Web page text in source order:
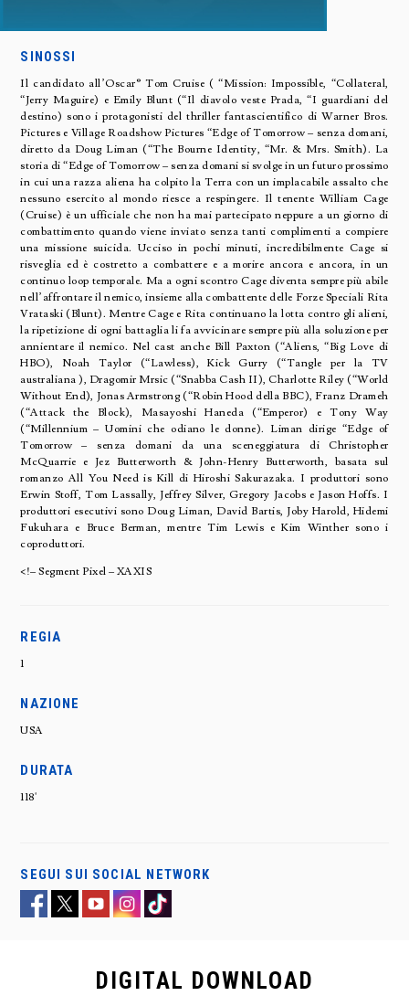
SINOSSI
Il candidato all’Oscar® Tom Cruise ( “Mission: Impossible, “Collateral,
“Jerry Maguire) e Emily Blunt (“Il diavolo veste Prada, “I guardiani del
destino) sono i protagonisti del thriller fantascientifico di Warner Bros.
Pictures e Village Roadshow Pictures “Edge of Tomorrow – senza domani,
diretto da Doug Liman (“The Bourne Identity, “Mr. & Mrs. Smith). La
storia di “Edge of Tomorrow – senza domani si svolge in un futuro prossimo
in cui una razza aliena ha colpito la Terra con un implacabile assalto che
nessuno esercito al mondo riesce a respingere. Il tenente William Cage
(Cruise) è un ufficiale che non ha mai partecipato neppure a un giorno di
combattimento quando viene inviato senza tanti complimenti a compiere
una missione suicida. Ucciso in pochi minuti, incredibilmente Cage si
risveglia ed è costretto a combattere e a morire ancora e ancora, in un
continuo loop temporale. Ma a ogni scontro Cage diventa sempre più abile
nell’affrontare il nemico, insieme alla combattente delle Forze Speciali Rita
Vrataski (Blunt). Mentre Cage e Rita continuano la lotta contro gli alieni,
la ripetizione di ogni battaglia li fa avvicinare sempre più alla soluzione per
annientare il nemico. Nel cast anche Bill Paxton (“Aliens, “Big Love di
HBO), Noah Taylor (“Lawless), Kick Gurry (“Tangle per la TV
australiana ), Dragomir Mrsic (“Snabba Cash II), Charlotte Riley (“World
Without End), Jonas Armstrong (“Robin Hood della BBC), Franz Drameh
(“Attack the Block), Masayoshi Haneda (“Emperor) e Tony Way
(“Millennium – Uomini che odiano le donne). Liman dirige “Edge of
Tomorrow – senza domani da una sceneggiatura di Christopher
McQuarrie e Jez Butterworth & John-Henry Butterworth, basata sul
romanzo All You Need is Kill di Hiroshi Sakurazaka. I produttori sono
Erwin Stoff, Tom Lassally, Jeffrey Silver, Gregory Jacobs e Jason Hoffs. I
produttori esecutivi sono Doug Liman, David Bartis, Joby Harold, Hidemi
Fukuhara e Bruce Berman, mentre Tim Lewis e Kim Winther sono i
coproduttori.
<!– Segment Pixel – XAXIS
REGIA
1
NAZIONE
USA
DURATA
118'
SEGUI SUI SOCIAL NETWORK
DIGITAL DOWNLOAD